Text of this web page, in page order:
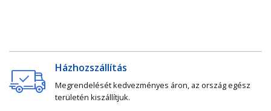
Házhozszállítás
Megrendelését kedvezményes áron, az ország egész
területén kiszállítjuk.